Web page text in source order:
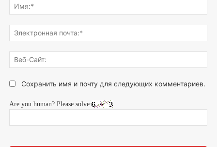
что
думаете...
Сохранить имя и почту для следующих комментариев.
Are you human? Please solve: